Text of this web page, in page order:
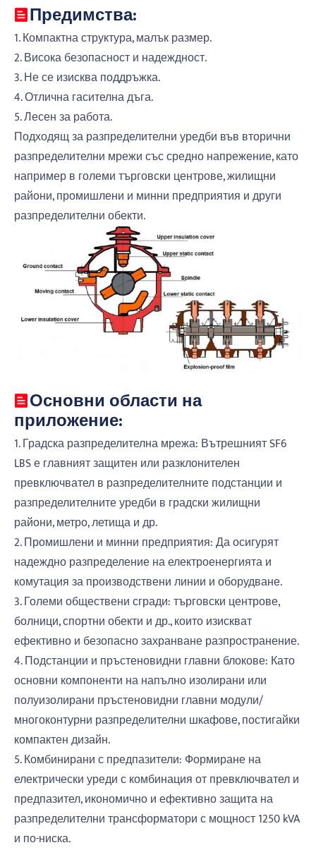
Предимства:
1. Компактна структура, малък размер.
2. Висока безопасност и надеждност.
3. Не се изисква поддръжка.
4. Отлична гасителна дъга.
5. Лесен за работа.
Подходящ за разпределителни уредби във вторични
разпределителни мрежи със средно напрежение, като
например в големи търговски центрове, жилищни
райони, промишлени и минни предприятия и други
разпределителни обекти.
Основни области на
приложение:
1. Градска разпределителна мрежа: Вътрешният SF6
LBS е главният защитен или разклонителен
превключвател в разпределителните подстанции и
разпределителните уредби в градски жилищни
райони, метро, летища и др.
2. Промишлени и минни предприятия: Да осигурят
надеждно разпределение на електроенергията и
комутация за производствени линии и оборудване.
3. Големи обществени сгради: търговски центрове,
болници, спортни обекти и др., които изискват
ефективно и безопасно захранване разпространение.
4. Подстанции и пръстеновидни главни блокове: Като
основни компоненти на напълно изолирани или
полуизолирани пръстеновидни главни модули/
многоконтурни разпределителни шкафове, постигайки
компактен дизайн.
5. Комбинирани с предпазители: Формиране на
електрически уреди с комбинация от превключвател и
предпазител, икономично и ефективно защита на
разпределителни трансформатори с мощност 1250 kVA
и по-ниска.